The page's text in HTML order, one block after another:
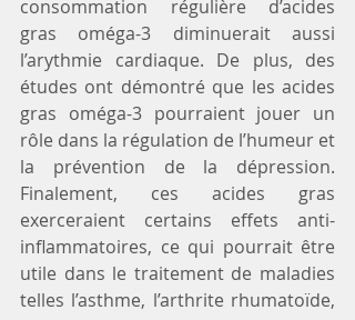
consommation régulière d’acides
gras oméga-3 diminuerait aussi
l’arythmie cardiaque. De plus, des
études ont démontré que les acides
gras oméga-3 pourraient jouer un
rôle dans la régulation de l’humeur et
la prévention de la dépression.
Finalement, ces acides gras
exerceraient certains effets anti-
inflammatoires, ce qui pourrait être
utile dans le traitement de maladies
telles l’asthme, l’arthrite rhumatoïde,